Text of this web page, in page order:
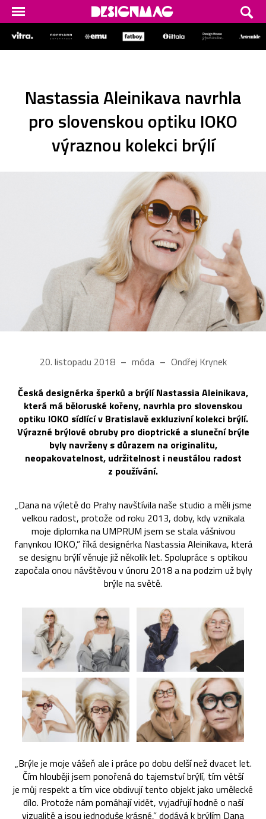
Nastassia Aleinikava navrhla
pro slovenskou optiku IOKO
výraznou kolekci brýlí
20. listopadu 2018 móda Ondřej Krynek
Česká designérka šperků a brýlí Nastassia Aleinikava,
která má běloruské kořeny, navrhla pro slovenskou
optiku IOKO sídlící v Bratislavě exkluzivní kolekci brýlí.
Výrazné brýlové obruby pro dioptrické a sluneční brýle
byly navrženy s důrazem na originalitu,
neopakovatelnost, udržitelnost i neustálou radost
z používání.
„Dana na výletě do Prahy navštívila naše studio a měli jsme
velkou radost, protože od roku 2013, doby, kdy vznikala
moje diplomka na UMPRUM jsem se stala vášnivou
fanynkou IOKO,” říká designérka Nastassia Aleinikava, která
se designu brýlí věnuje již několik let. Spolupráce s optikou
započala onou návštěvou v únoru 2018 a na podzim už byly
brýle na světě.
„Brýle je moje vášeň ale i práce po dobu delší než dvacet let.
Čím hlouběji jsem ponořená do tajemství brýlí, tím větší
je můj respekt a tím vice obdivují tento objekt jako umělecké
dílo. Protože nám pomáhají vidět, vyjadřují hodně o naší
vizualitě a jsou jednoduše krásné,” dodává k brýlím Dana